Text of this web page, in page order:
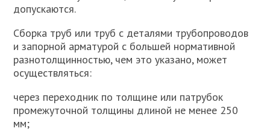
допускаются.
Сборка труб или труб с деталями трубопроводов
и запорной арматурой с большей нормативной
разнотолщинностью, чем это указано, может
осуществляться:
через переходник по толщине или патрубок
промежуточной толщины длиной не менее 250
мм;